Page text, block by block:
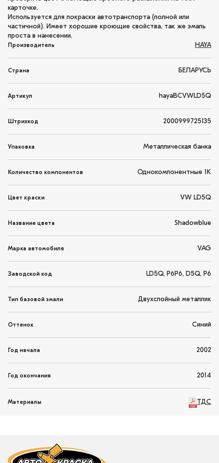
карточке.
Используется для покраски автотранспорта (полной или
частичной). Имеет хорошие кроющие свойства, так же эмаль
проста в нанесении.
Производитель HAYA
Страна БЕЛАРУСЬ
Артикул hayaBCVWLD5Q
Штрихкод 2000999725135
Упаковка Металлическая банка
Количество компонентов Однокомпонентные 1K
Цвет краски VW LD5Q
Название цвета Shadowblue
Марка автомобиля VAG
Заводской код LD5Q, P6P6, D5Q, P6
Тип базовой эмали Двухслойный металлик
Оттенок Синий
Год начала 2002
Год окончания 2014
Материалы ТДС